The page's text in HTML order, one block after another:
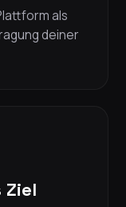
als
deiner
Ziel